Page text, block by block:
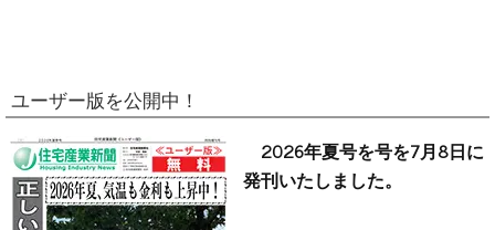
ユーザー版を公開中！
2026年夏号を号を7月8日に
発刊いたしました。